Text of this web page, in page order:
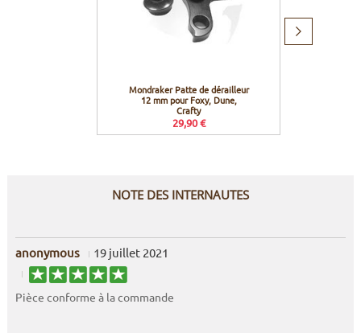
Mondraker Patte de dérailleur
12 mm pour Foxy, Dune,
Crafty
29,90 €
Produit
NOTE DES INTERNAUTES
anonymous 19 juillet 2021
Pièce conforme à la commande